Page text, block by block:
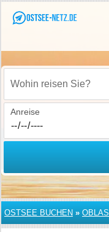
Wohin reisen Sie?
Anreise
OSTSEE BUCHEN »